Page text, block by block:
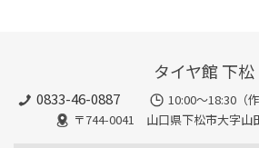
タイヤ館 下松
0833-46-0887
10:00～18:30（
〒744-0041 山口県下松市大字山